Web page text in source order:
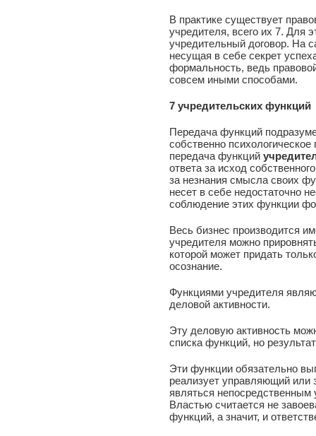
В практике существует
учредителя, всего их 7. Для
учредительный договор. На
несущая в себе секрет
формальность, ведь
совсем иными способами.
7 учредительских функций
Передача функций
собственно
передача функций
ответа за исход
за незнания смысла своих
несет в себе недостаточно
соблюдение этих функции
Весь бизнес производится
учредителя можно
которой может придать
осознание.
Функциями учредителя
деловой активности.
Эту деловую активность
списка функций, но
Эти функции обязательно
реализует управляющий или
являться
Властью считается не
функций, а значит, и